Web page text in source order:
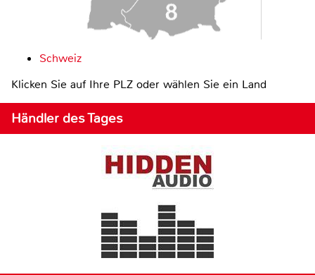
Schweiz
Klicken Sie auf Ihre PLZ oder wählen Sie ein Land
Händler des Tages